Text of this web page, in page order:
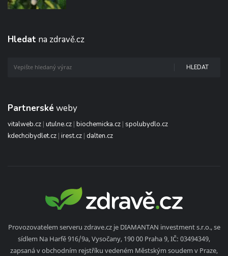
Hledat na zdravě.cz
HLEDAT
Partnerské weby
vitalweb.cz | utulne.cz | biochemicka.cz | spolubydlo.cz
kdechcibydlet.cz | irest.cz | dalten.cz
Provozovatelem serveru zdrave.cz je DIAMANTAN investment s.r.o., se
sídlem Na Harfě 916/9a, Vysočany, 190 00 Praha 9, IČ: 03494349,
zapsaná v obchodním rejstříku vedeném Městským soudem v Praze,